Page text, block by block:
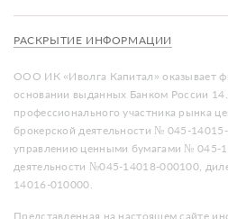
РАСКРЫТИЕ ИНФОРМАЦИИ
ООО ИК «Иволга Капитал» оказывает
основании выданных Банком России
профессионального участника рынка
брокерской деятельности № 045-
управлению ценными бумагами № 045-
деятельности №045-14018-000100,
14016-010000.
Представленная на настоящем сайте